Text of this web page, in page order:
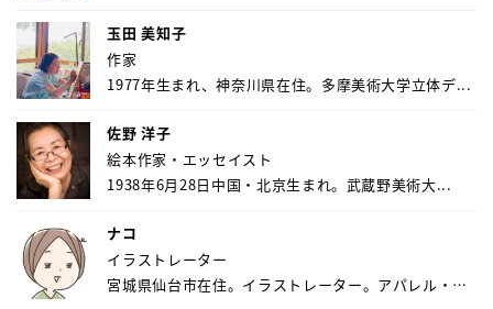
玉田 美知子
作家
1977年生まれ、神奈川県在住。多摩美術大学立体デ...
佐野 洋子
絵本作家・エッセイスト
1938年6月28日中国・北京生まれ。武蔵野美術大...
ナコ
イラストレーター
宮城県仙台市在住。イラストレーター。アパレル・キ